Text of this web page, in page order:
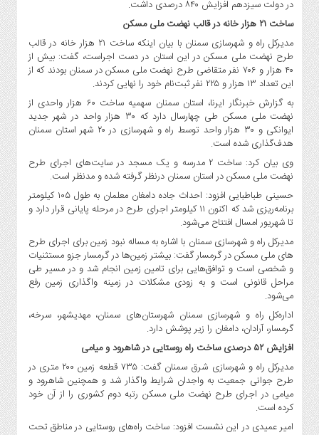
در دولت سیزدهم افزایش ۸۴۰ درصدی داشت.
ساخت ۲۱ هزار خانه در قالب نهضت ملی مسکن
مدیرکل راه و شهرسازی سمنان با بیان اینکه ساخت ۲۱ هزار خانه در قالب
طرح نهضت ملی مسکن در این استان در دست اجراست، گفت: بیش از
۴۰ هزار و ۷۰۶ نفر متقاضی طرح نهضت ملی مسکن در سمنان بودند که از
این تعداد ۱۳ هزار و ۲۲۵ نفر ثبت‌نام خود را نهایی کردند.
به گزارش خبرنگار ایرنا، استان سمنان سهمیه ساخت ۶۰ هزار واحدی از
نهضت ملی مسکن طی چهارسال دارد که ۳۰ هزار واحد در شهر جدید
ایوانکی و ۳۰ هزار واحد توسط راه و شهرسازی در ۲۰ شهر استان سمنان
هدف‌گذاری شده است.
وی بیان کرد: ساخت ۲ مدرسه و یک مسجد در سایت‌های اجرای طرح
نهضت ملی مسکن در استان سمنان درنظر گرفته شده و مدنظر است.
حسینی طباطبایی افزود: احداث جاده دامغان معلمان به طول ۱۰۵ کیلومتر
برنامه‌ریزی شد که اکنون ۱۱ کیلومتر اجرای طرح در مرحله پایانی قرار دارد و
تا شهریور امسال افتتاح می‌شود.
مدیرکل راه و شهرسازی سمنان با اشاره به مساله نبود زمین برای اجرای طرح
های ملی مسکن در گرمسار گفت: بیشتر زمین‌ها در گرمسار جزو مستثنیات
و شخصی است و توافق‌هایی برای تامین زمین انجام شد و در مسیر طی
مراحل قانونی است و به زودی مشکلات در زمینه واگذاری زمین رفع
می‌شود.
اداره‌کل راه و شهرسازی سمنان شهرستان‌های سمنان، مهدیشهر، سرخه،
گرمسار، آرادان، دامغان را زیر پوشش دارد.
افزایش ۵۲ درصدی ساخت راه روستایی در شاهرود و میامی
مدیرکل راه و شهرسازی شرق سمنان گفت: ۷۳۵ قطعه زمین ۲۰۰ متری در
طرح جوانی جمعیت به واجدان شرایط واگذار شد و همچنین شاهرود و
میامی در اجرای طرح نهضت ملی مسکن رتبه دوم کشوری را از آن خود
کرده است.
امیر عمیدی در این نشست افزود: ساخت راه‌های روستایی در مناطق تحت